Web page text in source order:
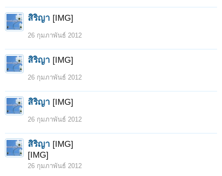
สิริญา [IMG]
26 กุมภาพันธ์ 2012
สิริญา [IMG]
26 กุมภาพันธ์ 2012
สิริญา [IMG]
26 กุมภาพันธ์ 2012
สิริญา [IMG]
[IMG]
26 กุมภาพันธ์ 2012